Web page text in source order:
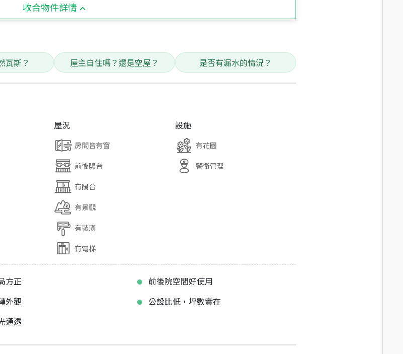
收合物件詳情
瓦斯？ 屋主自住嗎？還是空屋？ 是否有漏水的情況？
屋況
房間皆有窗
前後陽台
有陽台
有景觀
有裝潢
有電梯
設施
有花園
警衛管理
方正
前後院空間好使用
外觀
公設比低，坪數實在
通透